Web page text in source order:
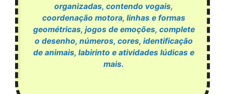
organizadas, contendo vogais,
coordenação motora, linhas e formas
geométricas, jogos de emoções, complete
o desenho, números, cores, identificação
de animais, labirinto e atividades lúdicas e
mais.